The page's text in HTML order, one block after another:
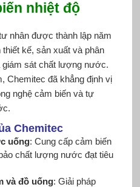
nhiệt độ
nhân được thành lập năm
kế, sản xuất và phân
giám sát chất lượng nước.
Chemitec đã khẳng định vị
nghệ cảm biến và tự
Chemitec
uống: Cung cấp cảm biến
chất lượng nước đạt tiêu
và đồ uống: Giải pháp